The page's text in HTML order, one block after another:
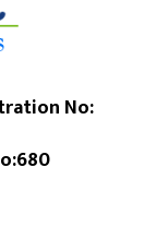
No: